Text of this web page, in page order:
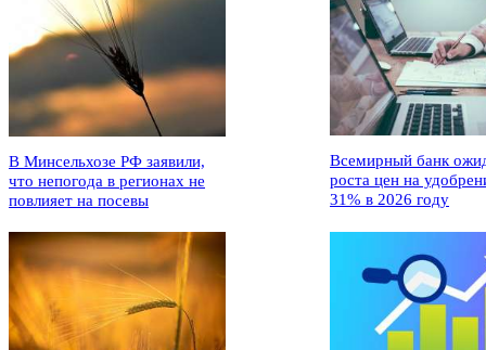
В Минсельхозе РФ заявили,
что непогода в регионах не
повлияет на посевы
Всемирный банк
роста цен на
31% в 2026 году